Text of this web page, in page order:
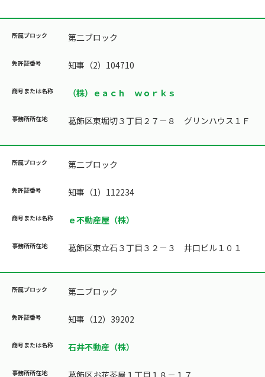
第二ブロック
知事（2）104710
（株）ｅａｃｈ ｗｏｒｋｓ
葛飾区東堀切３丁目２７－８ グリンハウス１Ｆ
第二ブロック
知事（1）112234
ｅ不動産屋（株）
葛飾区東立石３丁目３２－３ 井口ビル１０１
第二ブロック
知事（12）39202
石井不動産（株）
葛飾区お花茶屋１丁目１８－１７